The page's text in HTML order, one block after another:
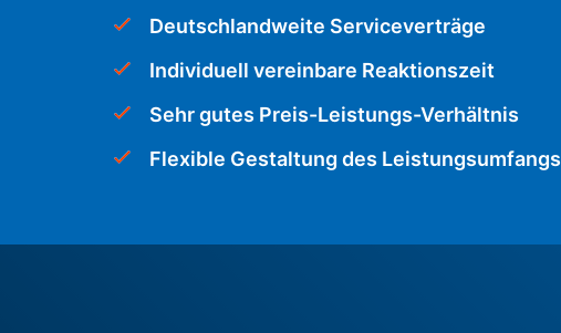
Deutschlandweite Serviceverträge
Individuell vereinbare Reaktionszeit
Sehr gutes Preis-Leistungs-Verhältnis
Flexible Gestaltung des Leistungsumfangs